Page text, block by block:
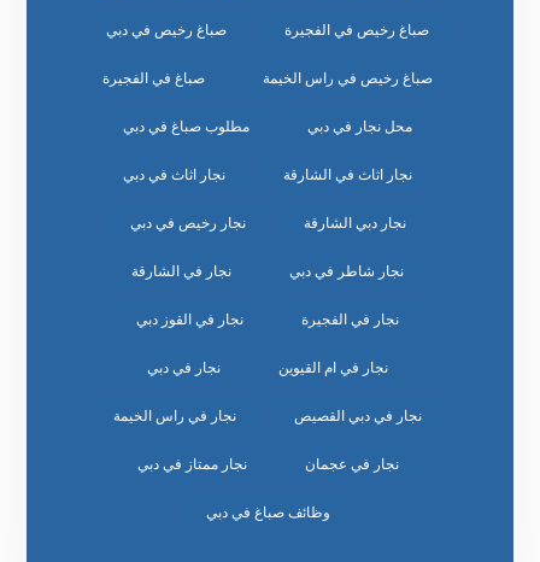
صباغ رخيص في الفجيرة صباغ رخيص في دبي
صباغ رخيص في راس الخيمة صباغ في الفجيرة
محل نجار في دبي مطلوب صباغ في دبي
نجار اثاث في الشارقة نجار اثاث في دبي
نجار دبي الشارقة نجار رخيص في دبي
نجار شاطر في دبي نجار في الشارقة
نجار في الفجيرة نجار في القوز دبي
نجار في ام القيوين نجار في دبي
نجار في دبي القصيص نجار في راس الخيمة
نجار في عجمان نجار ممتاز في دبي
وظائف صباغ في دبي